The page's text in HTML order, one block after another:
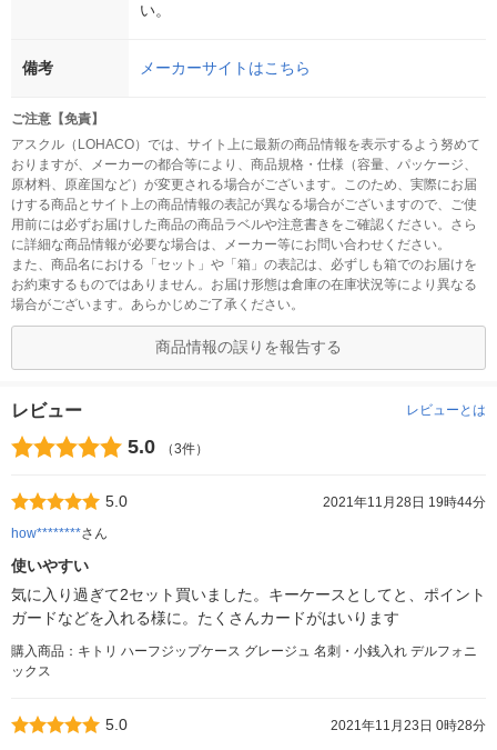
い。
備考 メーカーサイトはこちら
ご注意【免責】
アスクル（LOHACO）では、サイト上に最新の商品情報を表示するよう努めて
おりますが、メーカーの都合等により、商品規格・仕様（容量、パッケージ、
原材料、原産国など）が変更される場合がございます。このため、実際にお届
けする商品とサイト上の商品情報の表記が異なる場合がございますので、ご使
用前には必ずお届けした商品の商品ラベルや注意書きをご確認ください。さら
に詳細な商品情報が必要な場合は、メーカー等にお問い合わせください。
また、商品名における「セット」や「箱」の表記は、必ずしも箱でのお届けを
お約束するものではありません。お届け形態は倉庫の在庫状況等により異なる
場合がございます。あらかじめご了承ください。
商品情報の誤りを報告する
レビュー レビューとは
5.0 （3件）
5.0
2021年11月28日 19時44分
how********さん
使いやすい
気に入り過ぎて2セット買いました。キーケースとしてと、ポイント
ガードなどを入れる様に。たくさんカードがはいります
購入商品：キトリ ハーフジップケース グレージュ 名刺・小銭入れ デルフォニ
ックス
5.0
2021年11月23日 0時28分